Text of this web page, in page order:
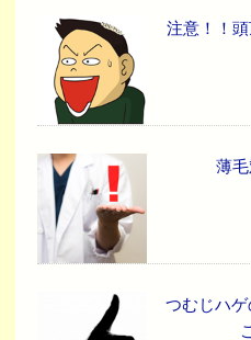
注意！！
薄
つむじハ